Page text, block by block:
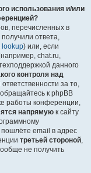
использования и/или
перечисленных в
ответа,
lookup) или, если
chat.ru,
данного
контроля над
за то,
к phpBB
работы конференции,
напрямую к сайту
email в адрес
третьей стороной,
не получить